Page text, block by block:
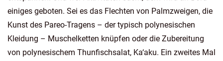
einiges geboten. Sei es das Flechten von Palmzweigen, die
Kunst des Pareo-Tragens – der typisch polynesischen
Kleidung – Muschelketten knüpfen oder die Zubereitung
von polynesischem Thunfischsalat, Ka‘aku. Ein zweites Mal